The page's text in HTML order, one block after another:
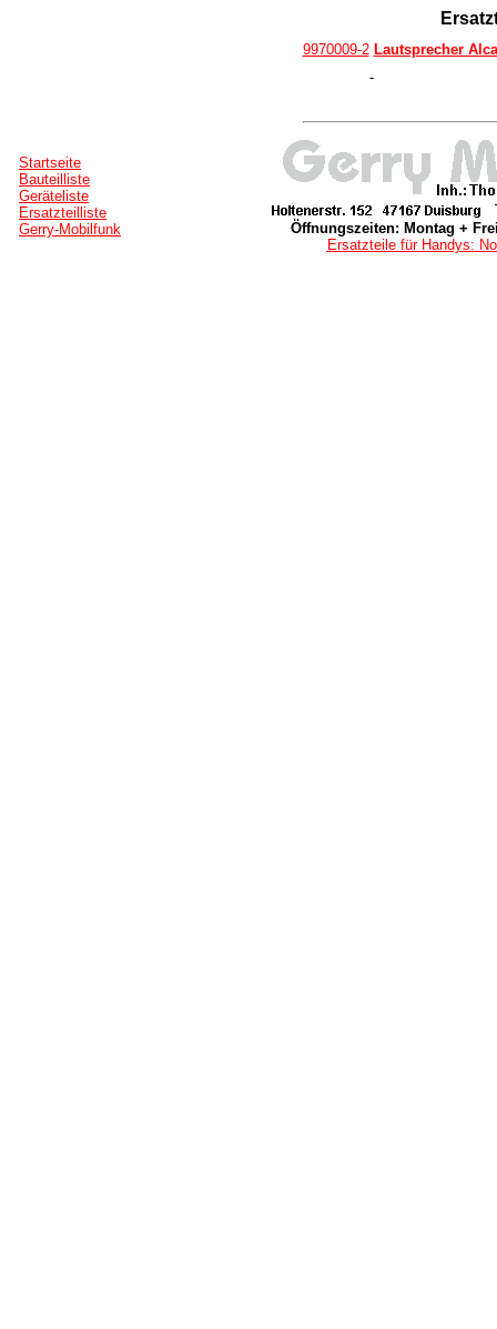
9970009-2
-
Lautsprecher
Startseite
Bauteilliste
Geräteliste
Ersatzteilliste
Gerry-Mobilfunk
Öffnungszeiten: Montag +
Ersatzteile für Handys: